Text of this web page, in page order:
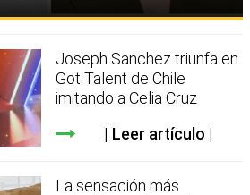
Joseph Sanchez triunfa en
Got Talent de Chile
imitando a Celia Cruz
Leer artículo
La sensación más